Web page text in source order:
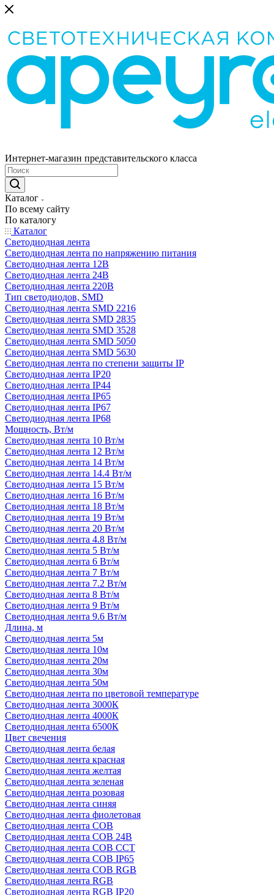
Интернет-магазин представительского класса
Каталог
По всему сайту
По каталогу
Каталог
Светодиодная лента
Светодиодная лента по напряжению питания
Светодиодная лента 12В
Светодиодная лента 24В
Светодиодная лента 220В
Тип светодиодов, SMD
Cветодиодная лента SMD 2216
Светодиодная лента SMD 2835
Светодиодная лента SMD 3528
Светодиодная лента SMD 5050
Светодиодная лента SMD 5630
Светодиодная лента по степени защиты IP
Светодиодная лента IP20
Светодиодная лента IP44
Светодиодная лента IP65
Светодиодная лента IP67
Светодиодная лента IP68
Мощность, Вт/м
Светодиодная лента 10 Вт/м
Светодиодная лента 12 Вт/м
Светодиодная лента 14 Вт/м
Светодиодная лента 14.4 Вт/м
Светодиодная лента 15 Вт/м
Светодиодная лента 16 Вт/м
Светодиодная лента 18 Вт/м
Светодиодная лента 19 Вт/м
Светодиодная лента 20 Вт/м
Светодиодная лента 4.8 Вт/м
Светодиодная лента 5 Вт/м
Светодиодная лента 6 Вт/м
Светодиодная лента 7 Вт/м
Светодиодная лента 7.2 Вт/м
Светодиодная лента 8 Вт/м
Светодиодная лента 9 Вт/м
Светодиодная лента 9.6 Вт/м
Длина, м
Светодиодная лента 5м
Светодиодная лента 10м
Светодиодная лента 20м
Светодиодная лента 30м
Светодиодная лента 50м
Светодиодная лента по цветовой температуре
Светодиодная лента 3000К
Светодиодная лента 4000К
Светодиодная лента 6500К
Цвет свечения
Светодиодная лента белая
Светодиодная лента красная
Светодиодная лента желтая
Светодиодная лента зеленая
Светодиодная лента розовая
Светодиодная лента синяя
Светодиодная лента фиолетовая
Светодиодная лента COB
Светодиодная лента COB 24В
Светодиодная лента COB CCT
Светодиодная лента COB IP65
Светодиодная лента COB RGB
Светодиодная лента RGB
Светодиодная лента RGB IP20